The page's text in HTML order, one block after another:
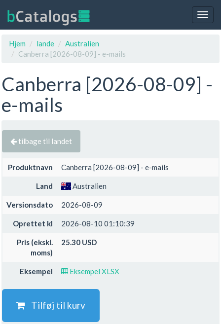
Hjem
lande
Australien
Canberra [2026-08-09] - e-mails
Canberra [2026-08-09] -
e-mails
tilbage til landet
Produktnavn Canberra [2026-08-09] - e-mails
Land Australien
Versionsdato 2026-08-09
Oprettet kl 2026-08-10 01:10:39
Pris (ekskl.
moms)
25.30 USD
Eksempel Eksempel XLSX
Tilføj til kurv